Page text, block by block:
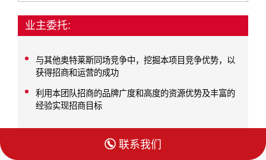
业主委托:
与其他奥特莱斯同场竞争中，挖掘本项目竞争优势，以
获得招商和运营的成功
利用本团队招商的品牌广度和高度的资源优势及丰富的
经验实现招商目标
 联系我们